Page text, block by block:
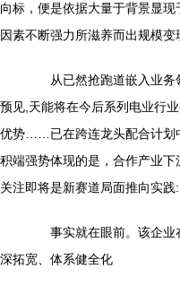
向标，便是依据大量于背景显
因素不断强力所滋养而出规模
从已然抢跑道嵌入业务
预见,天能将在今后系列电业行
优势……已在跨连龙头配合计划
积端强势体现的是，合作产业
关注即将是新赛道局面推向实践:
事实就在眼前。该企业
深拓宽、体系健全化